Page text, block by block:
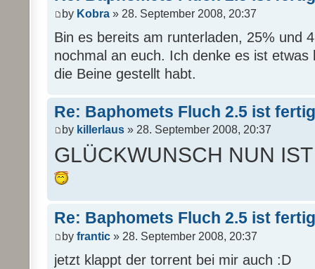
by Kobra » 28. September 2008, 20:37
Bin es bereits am runterladen, 25% und
nochmal an euch. Ich denke es ist
die Beine gestellt habt.
Re: Baphomets Fluch 2.5 ist fertig
by killerlaus » 28. September 2008, 20:37
GLÜCKWUNSCH NUN
Re: Baphomets Fluch 2.5 ist fertig
by frantic » 28. September 2008, 20:37
jetzt klappt der torrent bei mir auch :D